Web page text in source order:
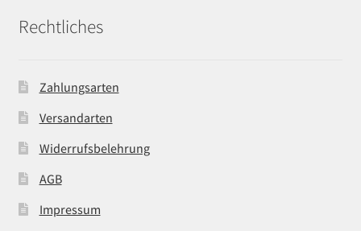
Rechtliches
Zahlungsarten
Versandarten
Widerrufsbelehrung
AGB
Impressum